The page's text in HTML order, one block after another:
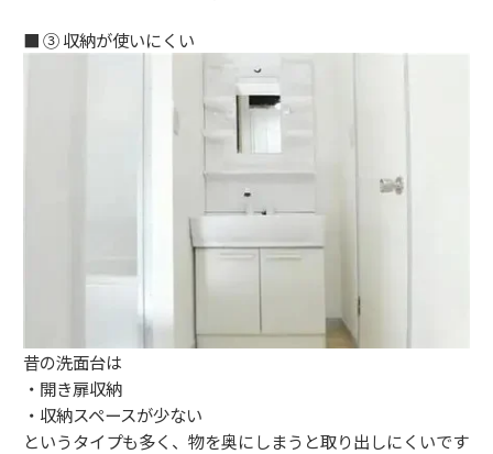
■ ③ 収納が使いにくい
昔の洗面台は
・開き扉収納
・収納スペースが少ない
というタイプも多く、物を奥にしまうと取り出しにくいです